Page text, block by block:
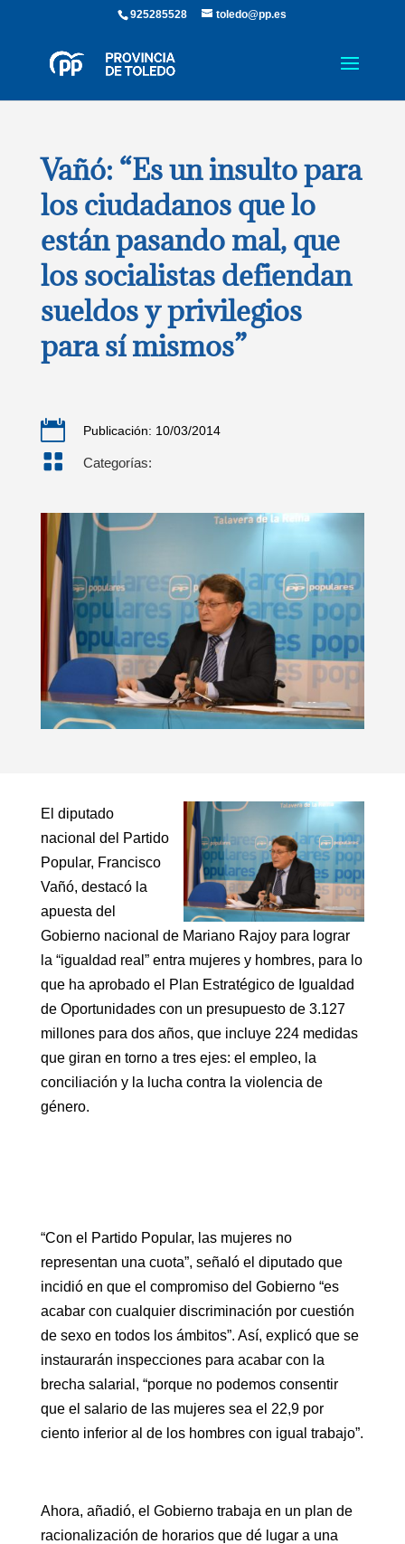
925285528 toledo@pp.es
Vañó: “Es un insulto para
los ciudadanos que lo
están pasando mal, que
los socialistas defiendan
sueldos y privilegios
para sí mismos”
 Publicación: 10/03/2014
 Categorías:
El diputado
nacional del Partido
Popular, Francisco
Vañó, destacó la
apuesta del
Gobierno nacional de Mariano Rajoy para lograr
la “igualdad real” entra mujeres y hombres, para lo
que ha aprobado el Plan Estratégico de Igualdad
de Oportunidades con un presupuesto de 3.127
millones para dos años, que incluye 224 medidas
que giran en torno a tres ejes: el empleo, la
conciliación y la lucha contra la violencia de
género.
“Con el Partido Popular, las mujeres no
representan una cuota”, señaló el diputado que
incidió en que el compromiso del Gobierno “es
acabar con cualquier discriminación por cuestión
de sexo en todos los ámbitos”. Así, explicó que se
instaurarán inspecciones para acabar con la
brecha salarial, “porque no podemos consentir
que el salario de las mujeres sea el 22,9 por
ciento inferior al de los hombres con igual trabajo”.
Ahora, añadió, el Gobierno trabaja en un plan de
racionalización de horarios que dé lugar a una